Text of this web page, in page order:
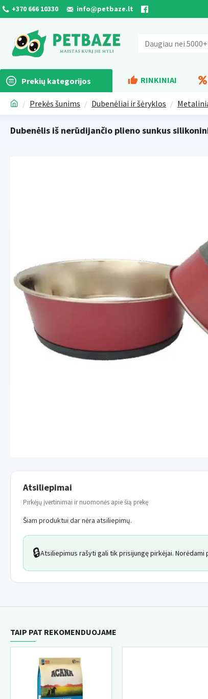
+370 666 10330 info@petbaze.lt
Prekių kategorijos RINKINIAI
Prekės šunims Dubenėliai ir šėryklos
Dubenėlis iš nerūdijančio plieno sunkus
Atsiliepimai
Pirkėjų įvertinimai ir nuomonės apie šią prekę
Šiam produktui dar nėra atsiliepimų.
🔒Atsiliepimus rašyti gali tik prisijungę pirkėjai.
TAIP PAT REKOMENDUOJAME